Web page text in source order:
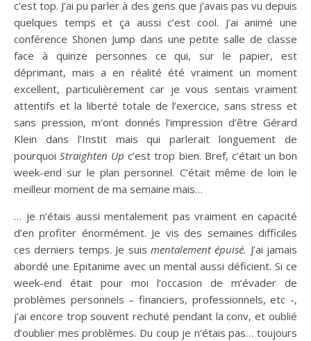
c’est top. J’ai pu parler à des gens que j’avais pas vu depuis
quelques temps et ça aussi c’est cool. J’ai animé une
conférence Shonen Jump dans une petite salle de classe
face à quinze personnes ce qui, sur le papier, est
déprimant, mais a en réalité été vraiment un moment
excellent, particulièrement car je vous sentais vraiment
attentifs et la liberté totale de l’exercice, sans stress et
sans pression, m’ont donnés l’impression d’être Gérard
Klein dans l’Instit mais qui parlerait longuement de
pourquoiStraighten Upc’est trop bien. Bref, c’était un bon
week-end sur le plan personnel. C’était même de loin le
meilleur moment de ma semaine mais…
… je n’étais aussi mentalement pas vraiment en capacité
d’en profiter énormément. Je vis des semaines difficiles
ces derniers temps. Je suis mentalement épuisé. J’ai jamais
abordé une Epitanime avec un mental aussi déficient. Si ce
week-end était pour moi l’occasion de m’évader de
problèmes personnels – financiers, professionnels, etc -,
j’ai encore trop souvent rechuté pendant la conv, et oublié
d’oublier mes problèmes. Du coup je n’étais pas… toujours